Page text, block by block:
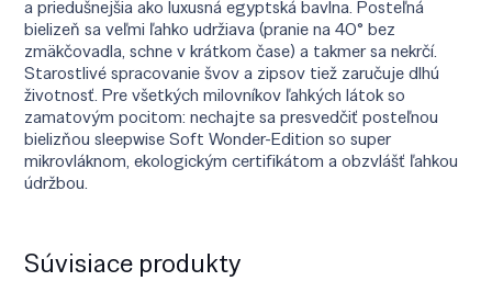
a priedušnejšia ako luxusná egyptská bavlna. Posteľná
bielizeň sa veľmi ľahko udržiava (pranie na 40° bez
zmäkčovadla, schne v krátkom čase) a takmer sa nekrčí.
Starostlivé spracovanie švov a zipsov tiež zaručuje dlhú
životnosť. Pre všetkých milovníkov ľahkých látok so
zamatovým pocitom: nechajte sa presvedčiť posteľnou
bielizňou sleepwise Soft Wonder-Edition so super
mikrovláknom, ekologickým certifikátom a obzvlášť ľahkou
údržbou.
Súvisiace produkty